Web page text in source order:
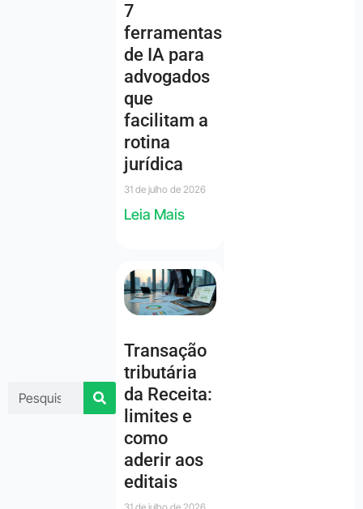
7
ferramentas
de IA para
advogados
que
facilitam a
rotina
jurídica
31 de julho de 2026
Leia Mais
Transação
tributária
da Receita:
limites e
como
aderir aos
editais